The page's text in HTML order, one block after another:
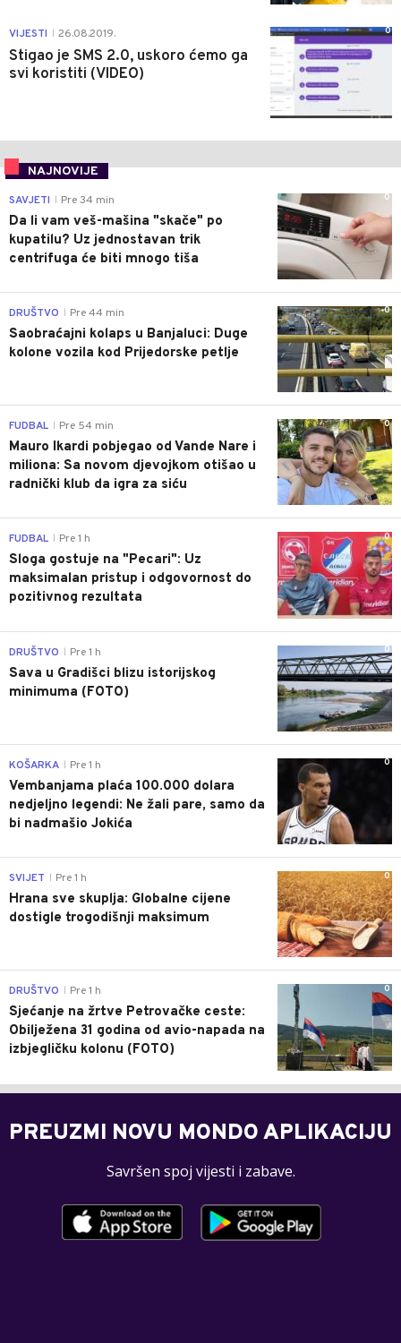
VIJESTI 26.08.2019.
Stigao je SMS 2.0, uskoro ćemo ga
svi koristiti (VIDEO)
0
NAJNOVIJE
0
SAVJETI Pre 34 min
Da li vam veš-mašina "skače" po
kupatilu? Uz jednostavan trik
centrifuga će biti mnogo tiša
0
DRUŠTVO Pre 44 min
Saobraćajni kolaps u Banjaluci: Duge
kolone vozila kod Prijedorske petlje
0
FUDBAL Pre 54 min
Mauro Ikardi pobjegao od Vande Nare i
miliona: Sa novom djevojkom otišao u
radnički klub da igra za siću
0
FUDBAL Pre 1 h
Sloga gostuje na "Pecari": Uz
maksimalan pristup i odgovornost do
pozitivnog rezultata
0
DRUŠTVO Pre 1 h
Sava u Gradišci blizu istorijskog
minimuma (FOTO)
0
KOŠARKA Pre 1 h
Vembanjama plaća 100.000 dolara
nedjeljno legendi: Ne žali pare, samo da
bi nadmašio Jokića
0
SVIJET Pre 1 h
Hrana sve skuplja: Globalne cijene
dostigle trogodišnji maksimum
0
DRUŠTVO Pre 1 h
Sjećanje na žrtve Petrovačke ceste:
Obilježena 31 godina od avio-napada na
izbjegličku kolonu (FOTO)
PREUZMI NOVU MONDO APLIKACIJU
Savršen spoj vijesti i zabave.